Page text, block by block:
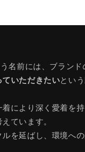
名前には、ブランド
ていただきたいとい
により深く愛着を
ています。
を延ばし、環境へ